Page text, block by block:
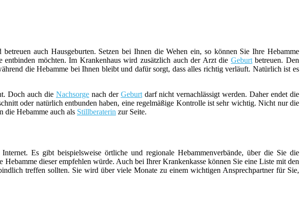
auch Hausgeburten. Setzen bei Ihnen die Wehen ein, so können Sie Ihre Hebamme
möchten. Im Krankenhaus wird zusätzlich auch der Arzt die Geburtbetreuen. Den
die Hebamme bei Ihnen bleibt und dafür sorgt, dass alles richtig verläuft. Natürlich ist es
Doch auch die Nachsorgenach der Geburtdarf nicht vernachlässigt werden. Daher endet die
oder natürlich entbunden haben, eine regelmäßige Kontrolle ist sehr wichtig. Nicht nur die
die Hebamme auch als Stillberaterin zur Seite.
Es gibt beispielsweise örtliche und regionale Hebammenverbände, über die Sie die
dieser empfehlen würde. Auch bei Ihrer Krankenkasse können Sie eine Liste mit den
treffen sollten. Sie wird über viele Monate zu einem wichtigen Ansprechpartner für Sie,